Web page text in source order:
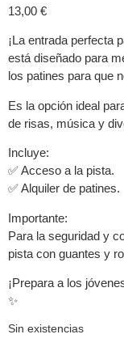
13,00 €
¡La entrada perfecta
está diseñado para
los patines para que
Es la opción ideal
de risas, música y
Incluye:
✅ Acceso a la pista.
✅ Alquiler de patines.
Importante:
Para la seguridad y
pista con guantes y
¡Prepara a los
✨
Sin existencias